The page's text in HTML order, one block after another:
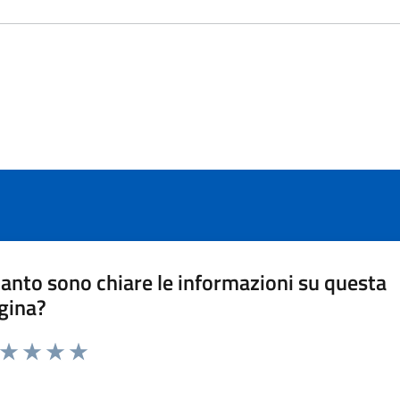
sono chiare le informazioni su questa
da 1 a 5 stelle la pagina